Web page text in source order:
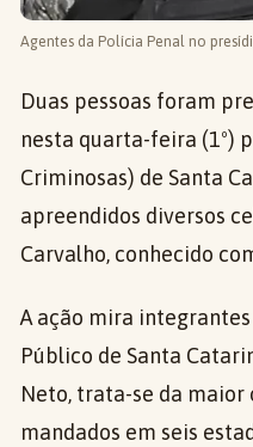
Agentes da Polícia Penal no
Duas pessoas foram
nesta quarta-feira (1º)
Criminosas) de Santa
apreendidos diversos
Carvalho, conhecido
A ação mira
Público de Santa
Neto, trata-se da
mandados em seis